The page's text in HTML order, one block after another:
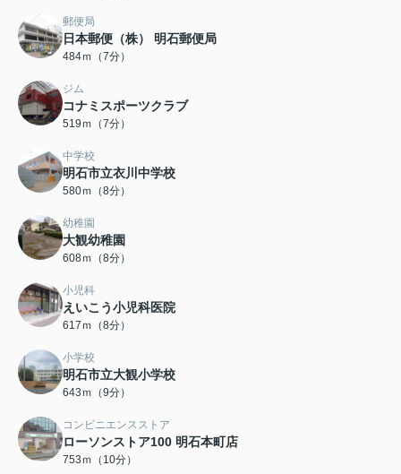
郵便局
日本郵便（株） 明石郵便局
484ｍ（7分）
ジム
コナミスポーツクラブ
519ｍ（7分）
中学校
明石市立衣川中学校
580ｍ（8分）
幼稚園
大観幼稚園
608ｍ（8分）
小児科
えいこう小児科医院
617ｍ（8分）
小学校
明石市立大観小学校
643ｍ（9分）
コンビニエンスストア
ローソンストア100 明石本町店
753ｍ（10分）